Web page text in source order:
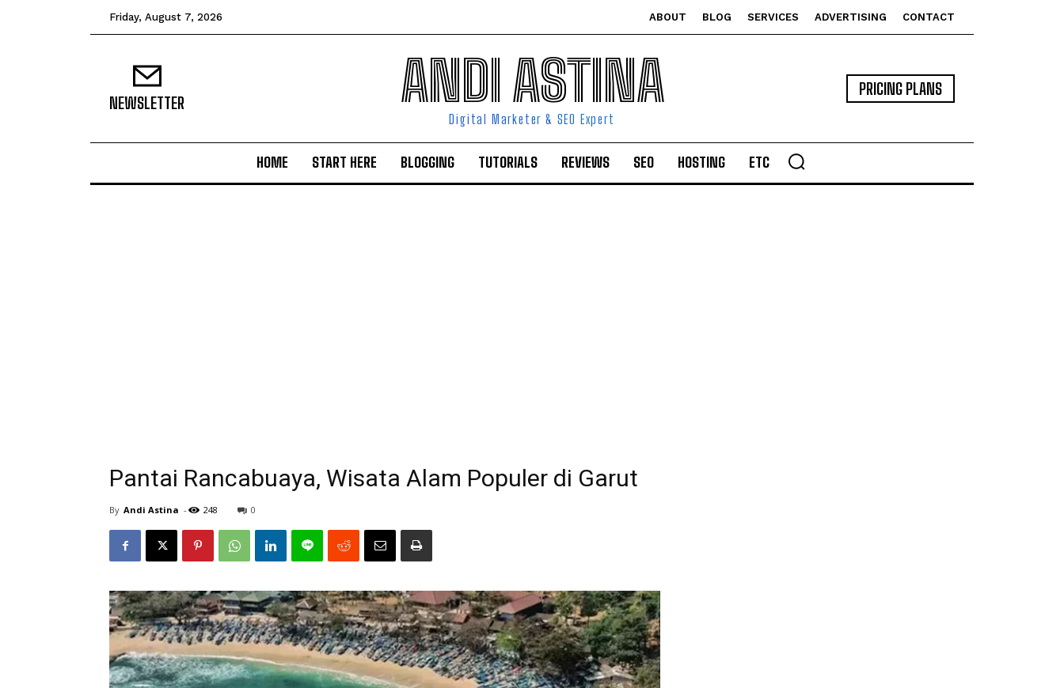
Friday, August 7, 2026 ABOUT BLOG SERVICES ADVERTISING CONTACT
NEWSLETTER ANDI ASTINA
Digital Marketer & SEO Expert
PRICING PLANS
HOME START HERE BLOGGING TUTORIALS REVIEWS SEO HOSTING ETC
Pantai Rancabuaya, Wisata Alam Populer di Garut
By Andi Astina - 248 0